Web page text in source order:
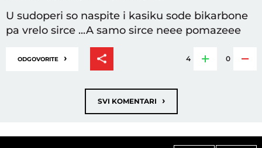
U sudoperi so naspite i kasiku sode bikarbone
pa vrelo sirce ...A samo sirce neee pomazeee
ODGOVORITE › 4 0
SVI KOMENTARI ›